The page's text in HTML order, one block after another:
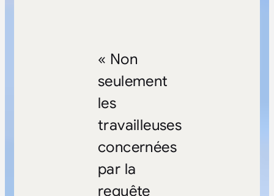
« Non
seulement
les
travailleuses
concernées
par la
requête